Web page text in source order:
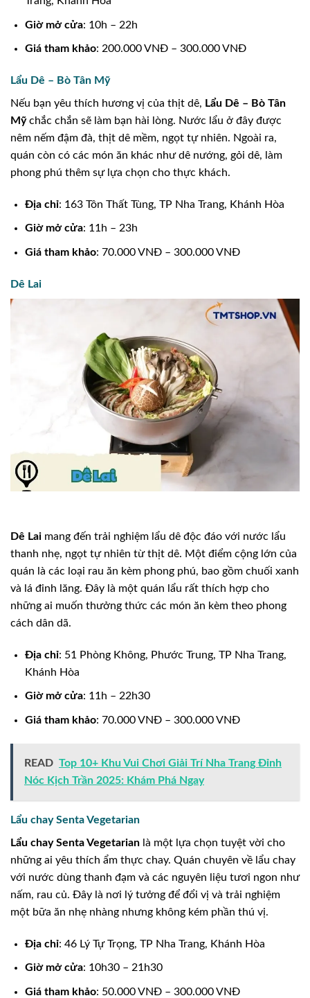
Giờ mở cửa: 10h – 22h
Giá tham khảo: 200.000 VNĐ – 300.000 VNĐ
Lẩu Dê – Bò Tân Mỹ
Nếu bạn yêu thích hương vị của thịt dê, Lẩu Dê – Bò Tân
Mỹchắc chắn sẽ làm bạn hài lòng. Nước lẩu ở đây được
nêm nếm đậm đà, thịt dê mềm, ngọt tự nhiên. Ngoài ra,
quán còn có các món ăn khác như dê nướng, gỏi dê, làm
phong phú thêm sự lựa chọn cho thực khách.
Địa chỉ: 163 Tôn Thất Tùng, TP Nha Trang, Khánh Hòa
Giờ mở cửa: 11h – 23h
Giá tham khảo: 70.000 VNĐ – 300.000 VNĐ
Dê Lai
Dê Lai mang đến trải nghiệm lẩu dê độc đáo với nước lẩu
thanh nhẹ, ngọt tự nhiên từ thịt dê. Một điểm cộng lớn của
quán là các loại rau ăn kèm phong phú, bao gồm chuối xanh
và lá đinh lăng. Đây là một quán lẩu rất thích hợp cho
những ai muốn thưởng thức các món ăn kèm theo phong
cách dân dã.
Địa chỉ: 51 Phòng Không, Phước Trung, TP Nha Trang,
Khánh Hòa
Giờ mở cửa: 11h – 22h30
Giá tham khảo: 70.000 VNĐ – 300.000 VNĐ
READ Top 10+ Khu Vui Chơi Giải Trí Nha Trang Đỉnh
Nóc Kịch Trần 2025: Khám Phá Ngay
Lẩu chay Senta Vegetarian
Lẩu chay Senta Vegetarian là một lựa chọn tuyệt vời cho
những ai yêu thích ẩm thực chay. Quán chuyên về lẩu chay
với nước dùng thanh đạm và các nguyên liệu tươi ngon như
nấm, rau củ. Đây là nơi lý tưởng để đổi vị và trải nghiệm
một bữa ăn nhẹ nhàng nhưng không kém phần thú vị.
Địa chỉ: 46 Lý Tự Trọng, TP Nha Trang, Khánh Hòa
Giờ mở cửa: 10h30 – 21h30
Giá tham khảo: 50.000 VNĐ – 300.000 VNĐ